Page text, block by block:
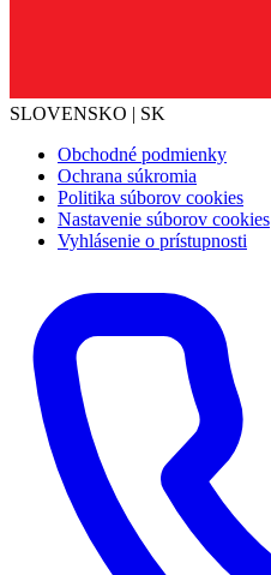
SLOVENSKO | SK
Obchodné podmienky
Ochrana súkromia
Politika súborov cookies
Nastavenie súborov cookies
Vyhlásenie o prístupnosti